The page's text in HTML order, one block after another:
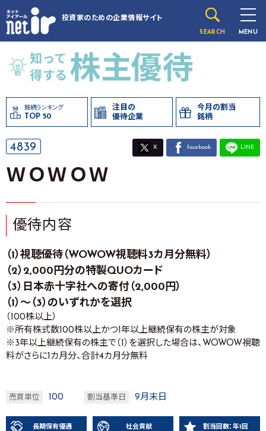
投資家のための企業情報サイト
SEARCH MENU
銘柄ランキング
TOP 50
注目の
優待企業
今月の割当
銘柄
4839 X facebook LINE
ＷＯＷＯＷ
優待内容
（1）視聴優待（WOWOW視聴料3カ月分無料）
（2）2,000円分の特製QUOカード
（3）日本赤十字社への寄付（2,000円）
（1）～（3）のいずれかを選択
（100株以上）
※所有株式数100株以上かつ1年以上継続保有の株主が対象
※3年以上継続保有の株主で（1）を選択した場合は、WOWOW視聴
料がさらに1カ月分、合計4カ月分無料
売買単位 100 割当基準日 9月末日
長期保有優遇 社会貢献 割当回数：年1回